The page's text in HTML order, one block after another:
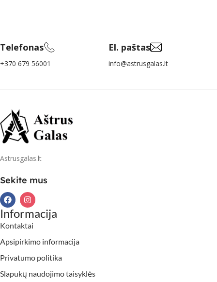
Telefonas
+370 679 56001
El. paštas
info@astrusgalas.lt
Astrusgalas.lt
Sekite mus
Informacija
Kontaktai
Apsipirkimo informacija
Privatumo politika
Slapukų naudojimo taisyklės